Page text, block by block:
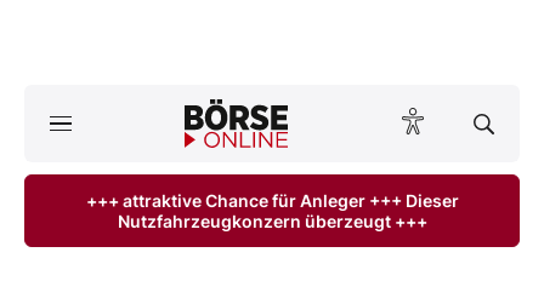
ktuelle Ausgabe BÖRSE ONLINE lesen
+++ attraktive Chance für Anleger +++ Dieser
Nutzfahrzeugkonzern überzeugt +++